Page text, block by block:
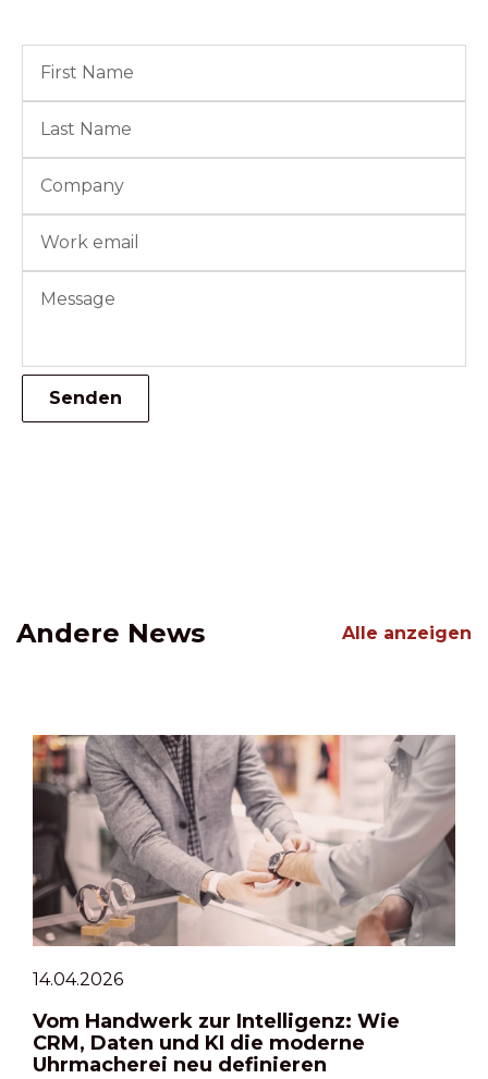
Andere News Alle anzeigen
14.04.2026
Vom Handwerk zur Intelligenz: Wie
CRM, Daten und KI die moderne
Uhrmacherei neu definieren